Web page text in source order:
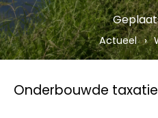
Actueel
Onderbouwde